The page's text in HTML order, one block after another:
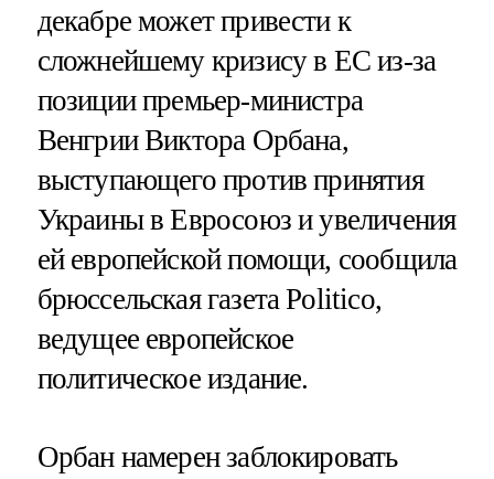
декабре может привести к
сложнейшему кризису в ЕС из-за
позиции премьер-министра
Венгрии Виктора Орбана,
выступающего против принятия
Украины в Евросоюз и увеличения
ей европейской помощи, сообщила
брюссельская газета Politico,
ведущее европейское
политическое издание.
Орбан намерен заблокировать